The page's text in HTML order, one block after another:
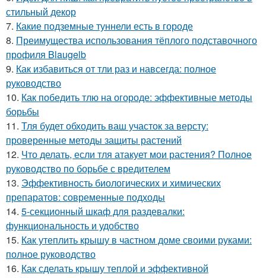
стильный декор
7. Какие подземные туннели есть в городе
8. Преимущества использования тёплого подставочного
профиля Blaugelb
9. Как избавиться от тли раз и навсегда: полное
руководство
10. Как победить тлю на огороде: эффективные методы
борьбы
11. Тля будет обходить ваш участок за версту:
проверенные методы защиты растений
12. Что делать, если тля атакует мои растения? Полное
руководство по борьбе с вредителем
13. Эффективность биологических и химических
препаратов: современные подходы
14. 5-секционный шкаф для раздевалки:
функциональность и удобство
15. Как утеплить крышу в частном доме своими руками:
полное руководство
16. Как сделать крышу теплой и эффективной